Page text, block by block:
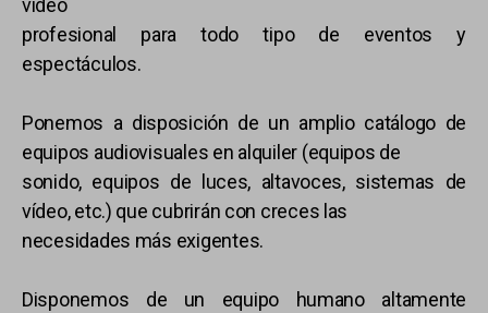
video
profesional para todo tipo de eventos y
espectáculos.
Ponemos a disposición de un amplio catálogo de
equipos audiovisuales en alquiler (equipos de
sonido, equipos de luces, altavoces, sistemas de
vídeo, etc.) que cubrirán con creces las
necesidades más exigentes.
Disponemos de un equipo humano altamente